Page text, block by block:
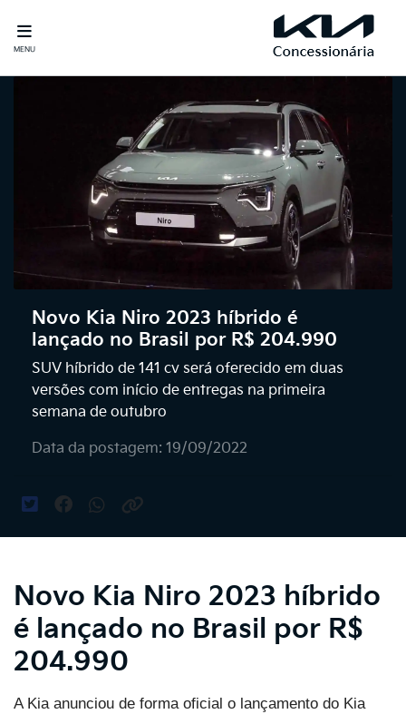
MENU
Novo Kia Niro 2023 híbrido é
lançado no Brasil por R$ 204.990
SUV híbrido de 141 cv será oferecido em duas
versões com início de entregas na primeira
semana de outubro
Data da postagem: 19/09/2022
Novo Kia Niro 2023 híbrido
é lançado no Brasil por R$
204.990
A Kia anunciou de forma oficial o lançamento do Kia